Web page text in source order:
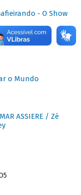
- O Show
MANGUEIRA /
o Mundo
ASSIERE / Zé